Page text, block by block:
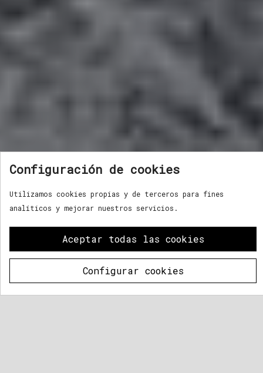
Configuración de cookies
Utilizamos cookies propias y de terceros para fines
analíticos y mejorar nuestros servicios.
Aceptar todas las cookies
Configurar cookies